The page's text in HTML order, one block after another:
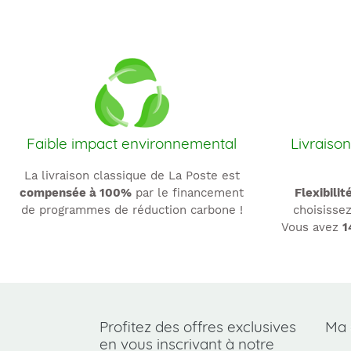
Faible impact environnemental
La livraison classique de La Poste est
compensée à 100% par le financement
de programmes de réduction carbone !
Vous avez
Profitez des offres exclusives
en vous inscrivant à notre
Ma